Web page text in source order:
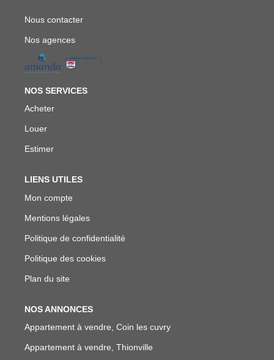
Nous contacter
Nos agences
NOS SERVICES
Acheter
Louer
Estimer
LIENS UTILES
Mon compte
Mentions légales
Politique de confidentialité
Politique des cookies
Plan du site
NOS ANNONCES
Appartement à vendre, Coin les cuvry
Appartement à vendre, Thionville